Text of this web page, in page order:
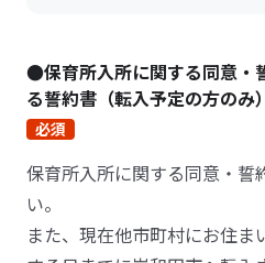
●保育所入所に関する同意・
る誓約書（転入予定の方のみ）
必須
保育所入所に関する同意・誓
い。
また、現在他市町村にお住